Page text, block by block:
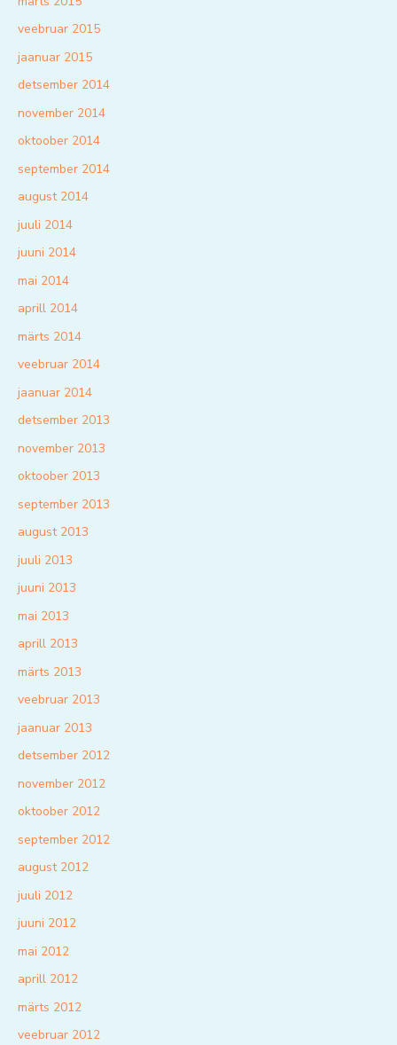
veebruar 2015
jaanuar 2015
detsember 2014
november 2014
oktoober 2014
september 2014
august 2014
juuli 2014
juuni 2014
mai 2014
aprill 2014
märts 2014
veebruar 2014
jaanuar 2014
detsember 2013
november 2013
oktoober 2013
september 2013
august 2013
juuli 2013
juuni 2013
mai 2013
aprill 2013
märts 2013
veebruar 2013
jaanuar 2013
detsember 2012
november 2012
oktoober 2012
september 2012
august 2012
juuli 2012
juuni 2012
mai 2012
aprill 2012
märts 2012
veebruar 2012